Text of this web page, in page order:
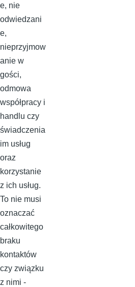
e, nie
odwiedzani
e,
nieprzyjmow
anie w
gości,
odmowa
współpracy i
handlu czy
świadczenia
im usług
oraz
korzystanie
z ich usług.
To nie musi
oznaczać
całkowitego
braku
kontaktów
czy związku
z nimi -